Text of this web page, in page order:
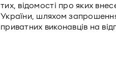
тих, відомості про яких
України, шляхом
приватних виконавців на